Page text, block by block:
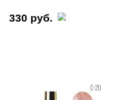
330 руб.